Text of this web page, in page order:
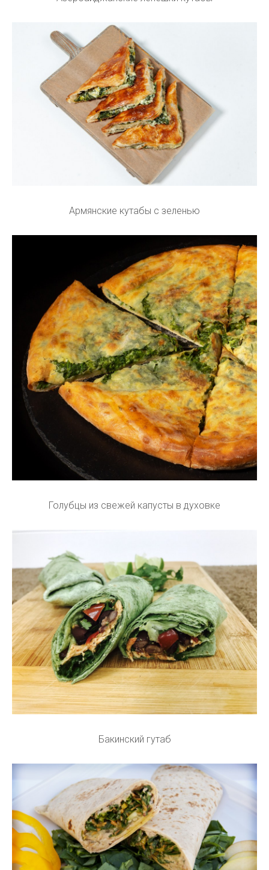
Армянские кутабы с зеленью
Голубцы из свежей капусты в духовке
Бакинский гутаб